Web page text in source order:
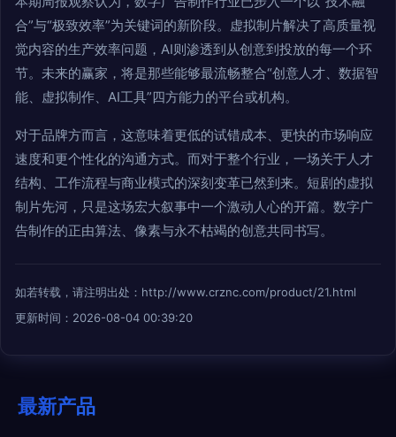
合”与“极致效率”为关键词的新阶段。虚拟制片解决了高质量视
觉内容的生产效率问题，AI则渗透到从创意到投放的每一个环
节。未来的赢家，将是那些能够最流畅整合“创意人才、数据智
能、虚拟制作、AI工具”四方能力的平台或机构。
对于品牌方而言，这意味着更低的试错成本、更快的市场响应
速度和更个性化的沟通方式。而对于整个行业，一场关于人才
结构、工作流程与商业模式的深刻变革已然到来。短剧的虚拟
制片先河，只是这场宏大叙事中一个激动人心的开篇。数字广
告制作的正由算法、像素与永不枯竭的创意共同书写。
如若转载，请注明出处：http://www.crznc.com/product/21.html
更新时间：2026-08-04 00:39:20
最新产品